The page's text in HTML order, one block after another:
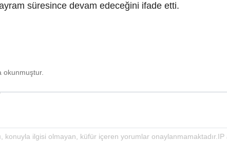
süresince devam edeceğini ifade etti.
okunmuştur.